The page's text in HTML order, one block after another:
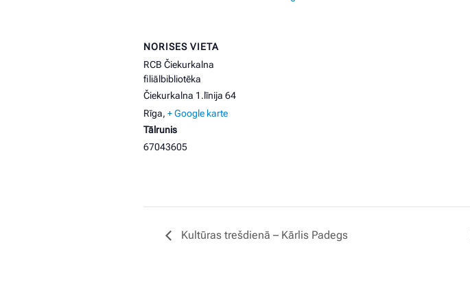
NORISES VIETA
RCB Čiekurkalna
filiālbibliotēka
Čiekurkalna 1.līnija 64
Rīga, + Google karte
Tālrunis
67043605
Kultūras trešdienā – Kārlis Padegs